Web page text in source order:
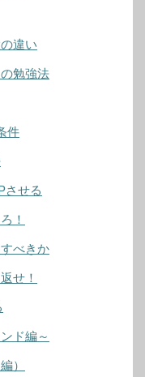
違い
勉強法
件
させる
！
べきか
せ！
ド編～
）